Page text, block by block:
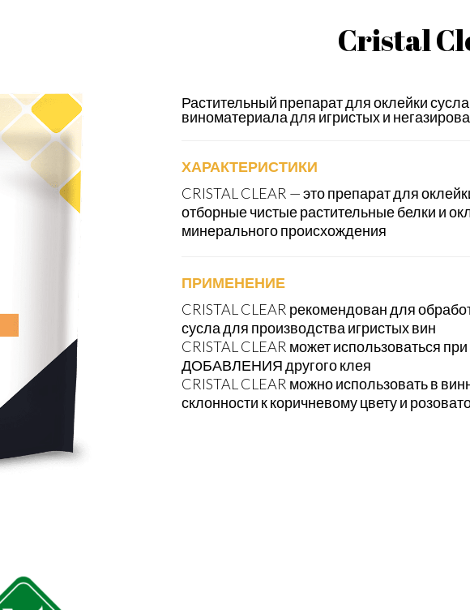
Cristal
Растительный препарат для оклейки
виноматериала для игристых и
ХАРАКТЕРИСТИКИ
CRISTAL CLEAR — это препарат для
отборные чистые растительные белки и
минерального происхождения
ПРИМЕНЕНИЕ
CRISTAL CLEAR рекомендован для
сусла для производства игристых вин
CRISTAL CLEAR может использоваться
ДОБАВЛЕНИЯ другого клея
CRISTAL CLEAR можно использовать в
склонности к коричневому цвету и